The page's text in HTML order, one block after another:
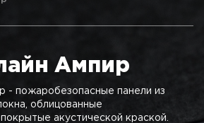
Ампир
- пожаробезопасные панели из
облицованные
акустической краской.